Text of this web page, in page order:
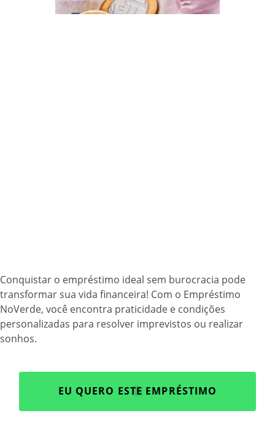
Conquistar o empréstimo ideal sem burocracia pode
transformar sua vida financeira! Com o Empréstimo
NoVerde, você encontra praticidade e condições
personalizadas para resolver imprevistos ou realizar
sonhos.
EU QUERO ESTE EMPRÉSTIMO